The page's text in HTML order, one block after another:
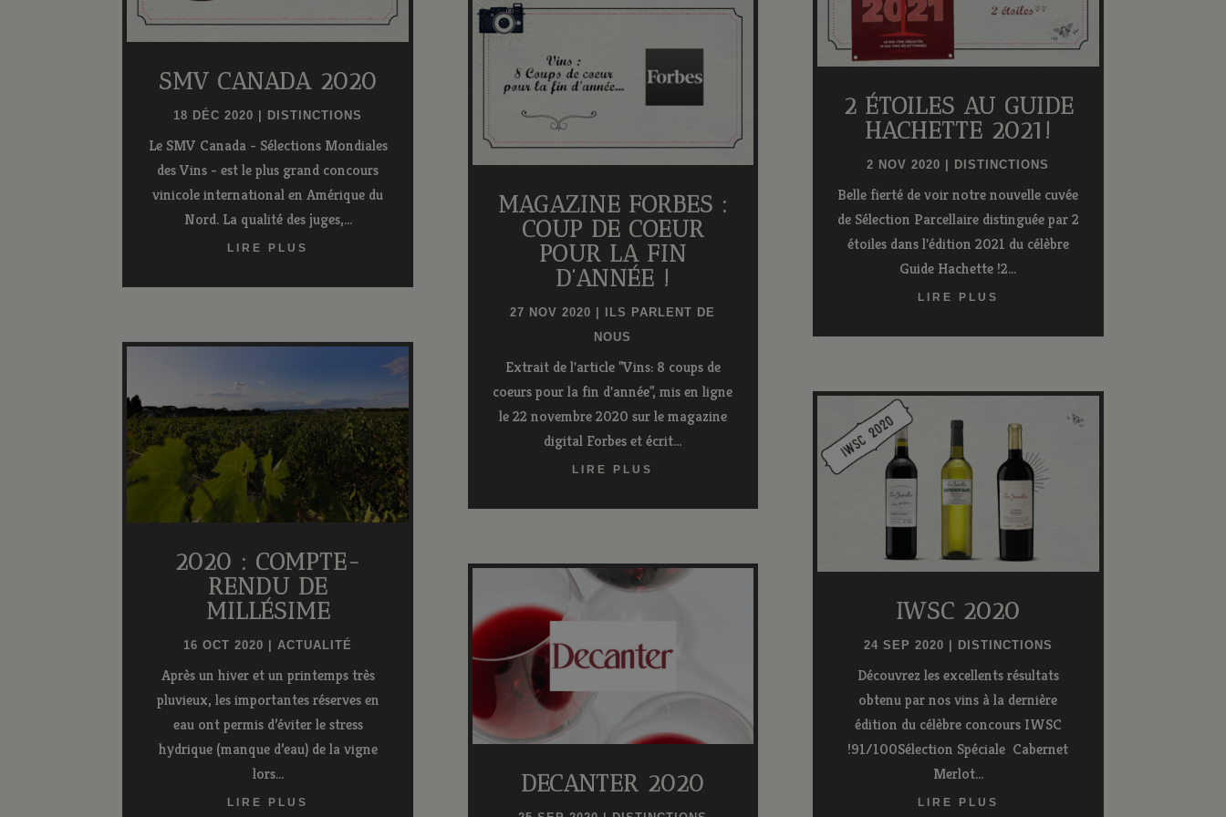
SMV CANADA 2020
18 DÉC 2020 DISTINCTIONS
Le SMV Canada - Sélections Mondiales
des Vins - est le plus grand concours
vinicole international en Amérique du
Nord. La qualité des juges,...
LIRE PLUS
2020 : COMPTE-
RENDU DE
MILLÉSIME
16 OCT 2020 | ACTUALITÉ
Après un hiver et un printemps très
pluvieux, les importantes réserves en
eau ont permis d’éviter le stress
hydrique (manque d’eau) de la vigne
lors...
LIRE PLUS
MAGAZINE FORBES :
COUP DE COEUR
POUR LA FIN
D’ANNÉE !
27 NOV 2020
ILS PARLENT DE
NOUS
Extrait de l'article "Vins: 8 coups de
coeurs pour la fin d'année", mis en ligne
le 22 novembre 2020 sur le magazine
digital Forbes et écrit...
LIRE PLUS
DECANTER 2020
2 ÉTOILES AU GUIDE
HACHETTE 2021!
2 NOV 2020 DISTINCTIONS
Belle fierté de voir notre nouvelle cuvée
de Sélection Parcellaire distinguée par 2
étoiles dans l'édition 2021 du célèbre
Guide Hachette !2...
LIRE PLUS
IWSC 2020
24 SEP 2020 | DISTINCTIONS
Découvrez les excellents résultats
obtenu par nos vins à la dernière
édition du célèbre concours IWSC
!91/100Sélection Spéciale Cabernet
Merlot...
LIRE PLUS